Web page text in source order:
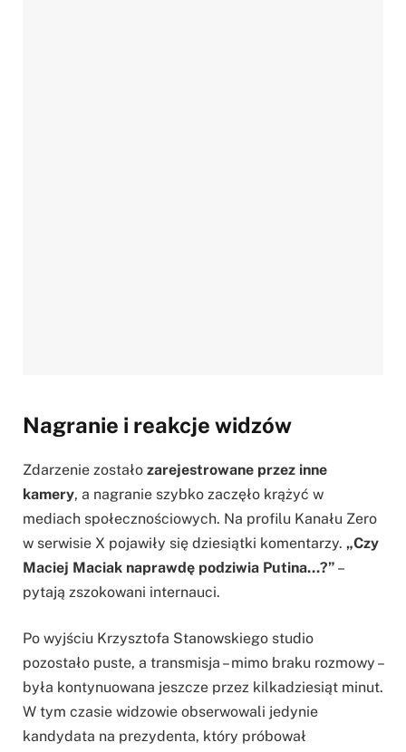
Nagranie i reakcje widzów
Zdarzenie zostało zarejestrowane przez inne
kamery, a nagranie szybko zaczęło krążyć w
mediach społecznościowych. Na profilu Kanału Zero
w serwisie X pojawiły się dziesiątki komentarzy. „Czy
Maciej Maciak naprawdę podziwia Putina…?” –
pytają zszokowani internauci.
Po wyjściu Krzysztofa Stanowskiego studio
pozostało puste, a transmisja – mimo braku rozmowy –
była kontynuowana jeszcze przez kilkadziesiąt minut.
W tym czasie widzowie obserwowali jedynie
kandydata na prezydenta, który próbował